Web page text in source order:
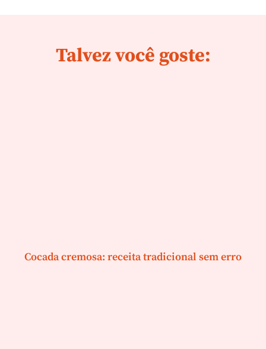
Talvez você goste:
Cocada cremosa: receita tradicional sem erro